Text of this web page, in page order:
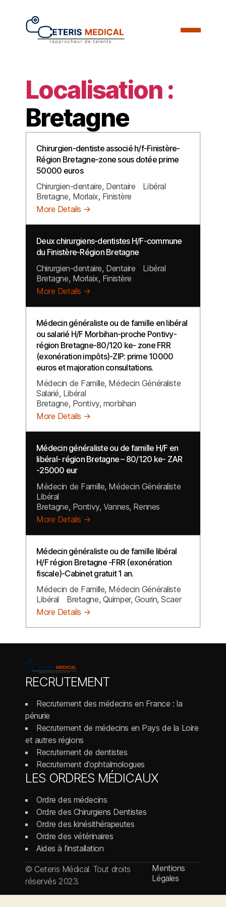
Localisation :
Bretagne
Chirurgien-dentiste associé h/f-Finistère-
Région Bretagne-zone sous dotée prime
50000 euros
Chirurgien-dentaire Dentaire
Libéral
Bretagne Morlaix Finistère
More Details
Deux chirurgiens-dentistes H/F-commune
du Finistère-Région Bretagne
Chirurgien-dentaire Dentaire
Libéral
Bretagne Morlaix Finistère
More Details
Médecin généraliste ou de famille en libéral
ou salarié H/F Morbihan-proche Pontivy-
région Bretagne-80/120 ke- zone FRR
(exonération impôts)-ZIP: prime 10000
euros et majoration consultations.
Médecin de Famille Médecin Généraliste
Salarié Libéral
Bretagne Pontivy morbihan
More Details
Médecin généraliste ou de famille H/F en
libéral- région Bretagne – 80/120 ke- ZAR
-25000 eur
Médecin de Famille Médecin Généraliste
Libéral
Bretagne Pontivy Vannes Rennes
More Details
Médecin généraliste ou de famille libéral
H/F région Bretagne -FRR (exonération
fiscale)-Cabinet gratuit 1 an.
Médecin de Famille Médecin Généraliste
Libéral
Bretagne Quimper Gourin Scaer
More Details
RECRUTEMENT
Recrutement des médecins en France : la
pénurie
Recrutement de médecins en Pays de la Loire
et autres régions
Recrutement de dentistes
Recrutement d’ophtalmologues
LES ORDRES MÉDICAUX
Ordre des médecins
Ordre des Chirurgiens Dentistes
Ordre des kinésithérapeutes
Ordre des vétérinaires
Aides à l’installation
© Ceteris Médical. Tout droits
réservés 2023.
Mentions
Légales